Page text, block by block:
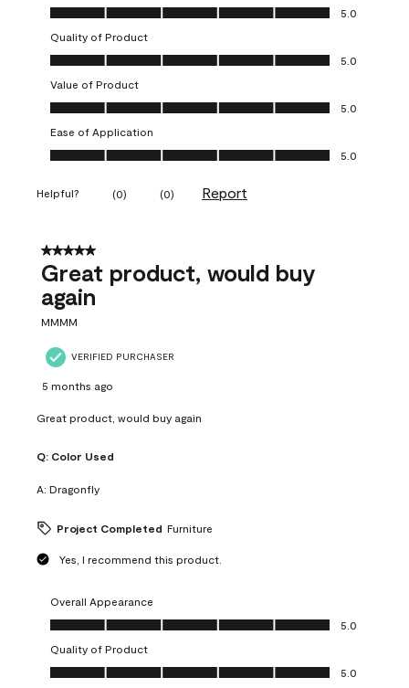
Overall Appearance, 5.0 out of 5
5.0
Quality of Product
Quality of Product, 5.0 out of 5
5.0
Value of Product
Value of Product, 5.0 out of 5
5.0
Ease of Application
Ease of Application, 5.0 out of 5
5.0
Helpful? (0) (0) Report
5 out of 5 stars.
Great product, would buy
again
MMMM
VERIFIED PURCHASER
5 months ago
Great product, would buy again
Q: Color Used
A: Dragonfly
Project Completed Furniture
Yes, I recommend this product.
Overall Appearance
Overall Appearance, 5.0 out of 5
5.0
Quality of Product
Quality of Product, 5.0 out of 5
5.0